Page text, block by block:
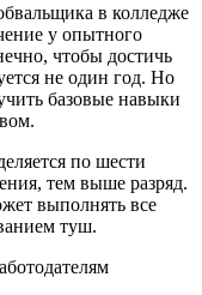
в колледже
у опытного
чтобы достичь
не один год. Но
базовые навыки
по шести
тем выше разряд.
выполнять все
туш.